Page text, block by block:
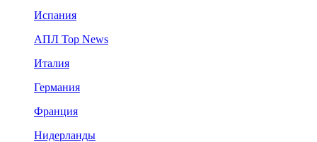
Испания
АПЛ Top News
Италия
Германия
Франция
Нидерланды